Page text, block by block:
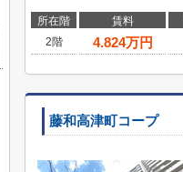
所在階 賃料
2階
4.824万円
藤和高津町コープ